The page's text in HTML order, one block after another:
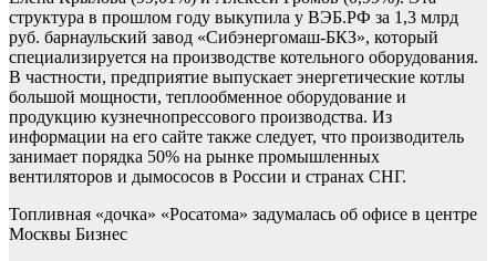
структура в прошлом году выкупила у ВЭБ.РФ за 1,3 млрд
руб. барнаульский завод «Сибэнергомаш-БКЗ», который
специализируется на производстве котельного оборудования.
В частности, предприятие выпускает энергетические котлы
большой мощности, теплообменное оборудование и
продукцию кузнечнопрессового производства. Из
информации на его сайте также следует, что производитель
занимает порядка 50% на рынке промышленных
вентиляторов и дымососов в России и странах СНГ.
Топливная «дочка» «Росатома» задумалась об офисе в центре
Москвы Бизнес